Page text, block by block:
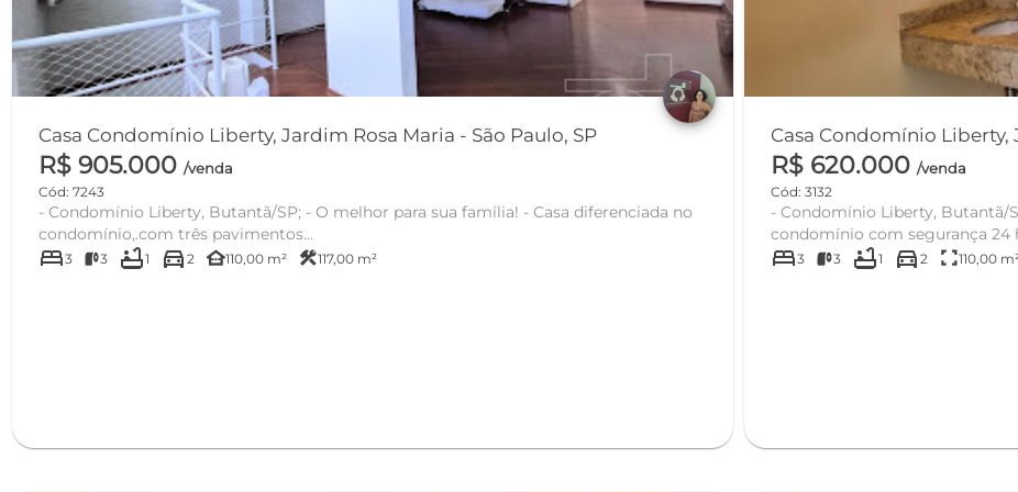
Casa Condomínio Liberty, Jardim Rosa Maria - São Paulo, SP
R$ 905.000 /venda
Cód: 7243
- Condomínio Liberty, Butantã/SP; - O melhor para sua família! - Casa diferenciada no
condomínio,.com três pavimentos...
bed3 3 bathtub1 directions_car 2 other_houses110,00 m² construction117,00 m²
R$ 620.000/venda
Cód: 3132
- Condomínio Liberty, Butantã/
condomínio com segurança 24
bed3 3 bathtub1 directions_car 2 fullscreen110,00